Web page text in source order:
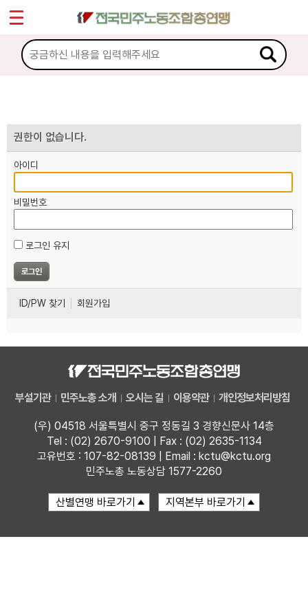
권한이 없습니다.
아이디
비밀번호
로그인 유지
ID/PW 찾기 회원가입
부설기관 민주노총 소개 오시는 길 이용약관 개인정보처리방침
(우) 04518 서울특별시 중구 정동길 3 경향신문사 14층
Tel : (02) 2670-9100 | Fax : (02) 2635-1134
고유번호 : 107-82-08139 | Email : kctu@kctu.org
민주노총 노동상담 1577-2260
마이페이지
소개
노동상담
자료
부설기관
업무